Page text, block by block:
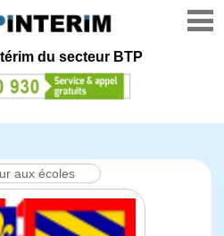
du secteur BTP
aux écoles